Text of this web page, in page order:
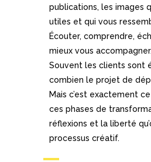
publications, les images
utiles et qui vous
Écouter, comprendre,
mieux vous accompagner.
Souvent les clients sont
combien le projet de
Mais c’est exactement ce
ces phases de
réflexions et la liberté
processus créatif.